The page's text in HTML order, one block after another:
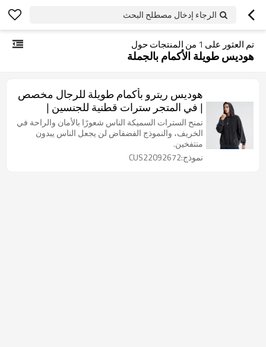
الرجاء إدخال مصطلح البحث
تم العثور على 1 من المنتجات حول
هوديس طويلة الأكمام بالجملة
هوديس ريترو بأكمام طويلة للرجال مخصص
| في المتجر سترات قطنية للجنسين |
سترات سميكة للربيع والخريف بالجملة
تمنح السترات السميكة الناس شعورًا بالأمان والراحة في
الخريف، والنموذج الفضفاض لن يجعل الناس يبدون
منتفخين.
نموذج:CUS22092672